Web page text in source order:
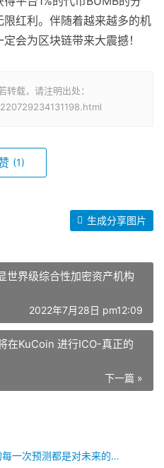
红利。伴随着越来越多的机
会为区块链带来大震撼！
转载，请注明出处：
(1)
生成分享图片
世界级综合性加密资产机构
2022年7月28日 pm12:09
在KuCoin 进行ICO-真正的
下一篇 »
从球迷到股东：在GFU，你的每一次预测都是对未来的投资